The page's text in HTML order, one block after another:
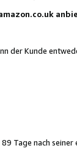
der Kunde
Tage nach seiner